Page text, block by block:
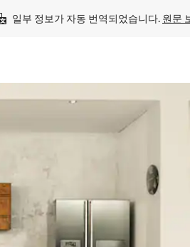
일부 정보가 자동 번역되었습니다. 원문